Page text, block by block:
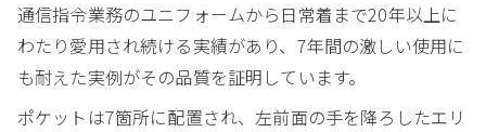
通信指令業務のユニフォームから日常着まで20年以上に
わたり愛用され続ける実績があり、7年間の激しい使用に
も耐えた実例がその品質を証明しています。
ポケットは7箇所に配置され、左前面の手を降ろしたエリ